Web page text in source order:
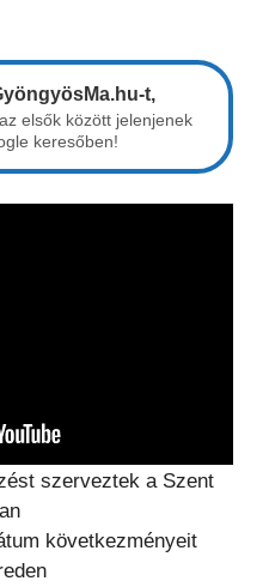
t,
elsők között jelenjenek
keresőben!
szerveztek a Szent
következményeit